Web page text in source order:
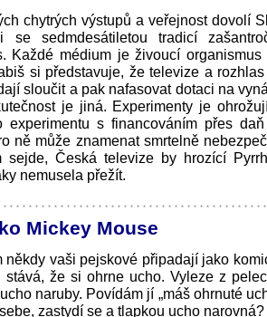
chytrých výstupů a veřejnost dovolí
se sedmdesátiletou tradicí
Každé médium je živoucí
si představuje, že televize a
sloučit a pak nafasovat dotaci na
je jiná. Experimenty je
experimentu s financováním přes
ně může znamenat smrtelně
Česká televize by hrozící
nemusela přežít.
Mickey Mouse
někdy vaši pejskové připadají jako
stává, že si ohrne ucho. Vyleze z
naruby. Povídám jí „máš ohrnuté
zastydí se a tlapkou ucho narovná?